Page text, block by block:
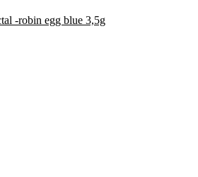
-robin egg blue 3,5g